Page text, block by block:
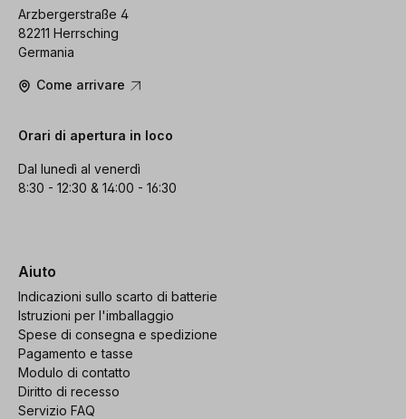
Arzbergerstraße 4
82211 Herrsching
Germania
Come arrivare
Orari di apertura in loco
Dal lunedì al venerdì
8:30 - 12:30 & 14:00 - 16:30
Aiuto
Indicazioni sullo scarto di batterie
Istruzioni per l'imballaggio
Spese di consegna e spedizione
Pagamento e tasse
Modulo di contatto
Diritto di recesso
Servizio FAQ